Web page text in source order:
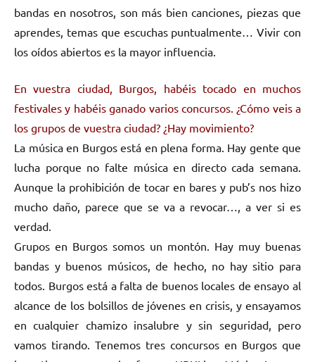
bandas en nosotros, son más bien canciones, piezas que
aprendes, temas que escuchas puntualmente… Vivir con
los oídos abiertos es la mayor influencia.
En vuestra ciudad, Burgos, habéis tocado en muchos
festivales y habéis ganado varios concursos. ¿Cómo veis a
los grupos de vuestra ciudad? ¿Hay movimiento?
La música en Burgos está en plena forma. Hay gente que
lucha porque no falte música en directo cada semana.
Aunque la prohibición de tocar en bares y pub’s nos hizo
mucho daño, parece que se va a revocar…, a ver si es
verdad.
Grupos en Burgos somos un montón. Hay muy buenas
bandas y buenos músicos, de hecho, no hay sitio para
todos. Burgos está a falta de buenos locales de ensayo al
alcance de los bolsillos de jóvenes en crisis, y ensayamos
en cualquier chamizo insalubre y sin seguridad, pero
vamos tirando. Tenemos tres concursos en Burgos que